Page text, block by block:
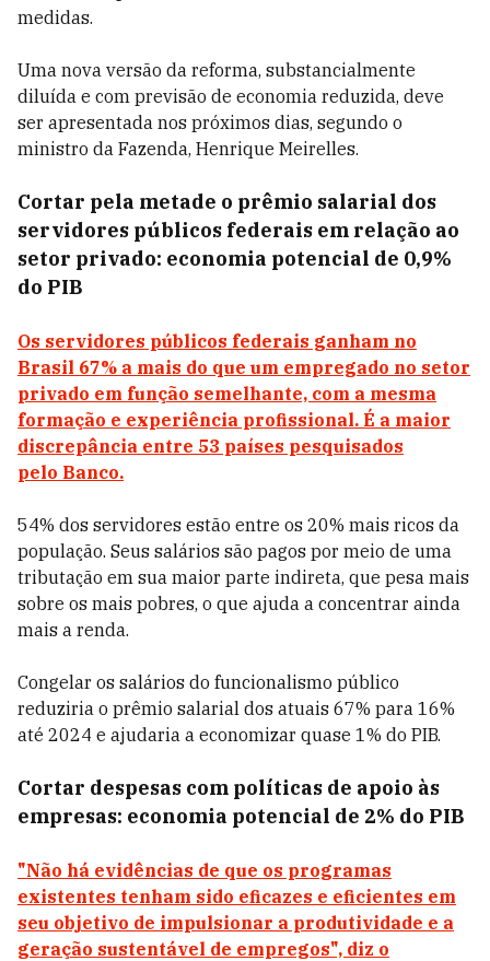
medidas.
Uma nova versão da reforma, substancialmente
diluída e com previsão de economia reduzida, deve
ser apresentada nos próximos dias, segundo o
ministro da Fazenda, Henrique Meirelles.
Cortar pela metade o prêmio salarial dos
servidores públicos federais em relação ao
setor privado: economia potencial de 0,9%
do PIB
Os servidores públicos federais ganham no
Brasil 67% a mais do que um empregado no setor
privado em função semelhante, com a mesma
formação e experiência profissional. É a maior
discrepância entre 53 países pesquisados
pelo Banco.
54% dos servidores estão entre os 20% mais ricos da
população. Seus salários são pagos por meio de uma
tributação em sua maior parte indireta, que pesa mais
sobre os mais pobres, o que ajuda a concentrar ainda
mais a renda.
Congelar os salários do funcionalismo público
reduziria o prêmio salarial dos atuais 67% para 16%
até 2024 e ajudaria a economizar quase 1% do PIB.
Cortar despesas com políticas de apoio às
empresas: economia potencial de 2% do PIB
"Não há evidências de que os programas
existentes tenham sido eficazes e eficientes em
seu objetivo de impulsionar a produtividade e a
geração sustentável de empregos", diz o